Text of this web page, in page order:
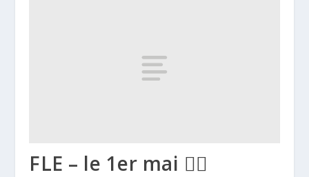
FLE – le 1er mai 👷‍♂️